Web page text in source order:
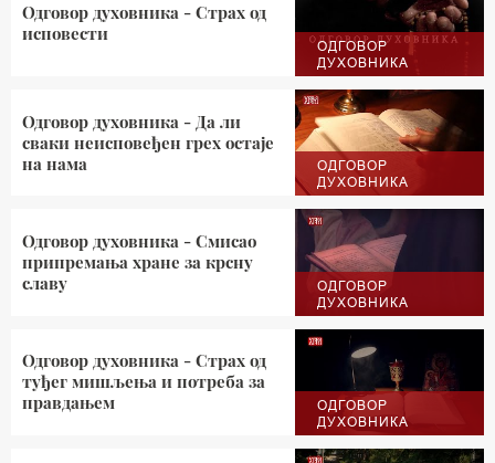
ОДГОВОР
ДУХОВНИКА
Одговор духовника - Страх од
исповести
ОДГОВОР
ДУХОВНИКА
Одговор духовника - Да ли
сваки неисповеђен грех остаје
на нама
ОДГОВОР
ДУХОВНИКА
Одговор духовника - Смисао
припремања хране за крсну
славу
ОДГОВОР
ДУХОВНИКА
Одговор духовника - Страх од
туђег мишљења и потреба за
правдањем